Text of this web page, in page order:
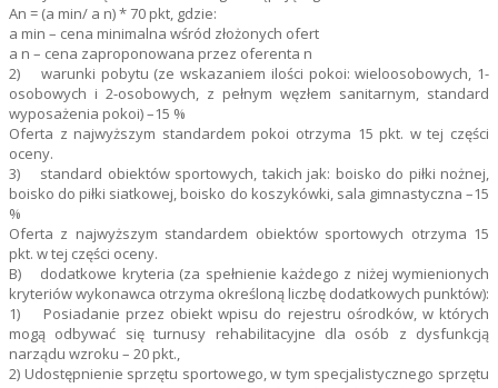
An = (a min/ a n) * 70 pkt, gdzie:
a min – cena minimalna wśród złożonych ofert
a n – cena zaproponowana przez oferenta n
2) warunki pobytu (ze wskazaniem ilości pokoi: wieloosobowych, 1-
osobowych i 2-osobowych, z pełnym węzłem sanitarnym, standard
wyposażenia pokoi) –15 %
Oferta z najwyższym standardem pokoi otrzyma 15 pkt. w tej części
oceny.
3) standard obiektów sportowych, takich jak: boisko do piłki nożnej,
boisko do piłki siatkowej, boisko do koszykówki, sala gimnastyczna –15
%
Oferta z najwyższym standardem obiektów sportowych otrzyma 15
pkt. w tej części oceny.
B) dodatkowe kryteria (za spełnienie każdego z niżej wymienionych
kryteriów wykonawca otrzyma określoną liczbę dodatkowych punktów):
1) Posiadanie przez obiekt wpisu do rejestru ośrodków, w których
mogą odbywać się turnusy rehabilitacyjne dla osób z dysfunkcją
narządu wzroku – 20 pkt.,
2) Udostępnienie sprzętu sportowego, w tym specjalistycznego sprzętu